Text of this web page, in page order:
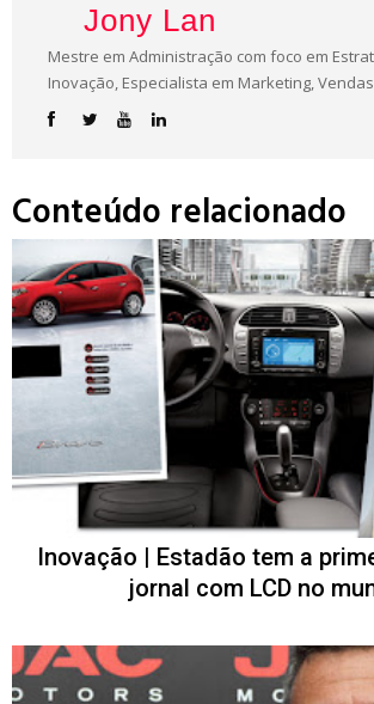
Jony Lan
Mestre em Administração com foco em
Inovação, Especialista em Marketing,
Conteúdo relacionado
Inovação | Estadão tem a
jornal com LCD no